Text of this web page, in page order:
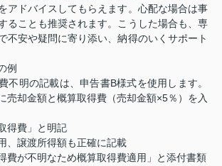
アドバイスしてもらえます。心配な場合は事
ることも推奨されます。こうした場合も、専
不安や疑問に寄り添い、納得のいくサポート
例
不明の記載は、申告書B様式を使用します。
売却金額と概算取得費（売却金額×5％）を入
得費」と明記
、譲渡所得額も正確に記載
費が不明なため概算取得費適用」と添付書類